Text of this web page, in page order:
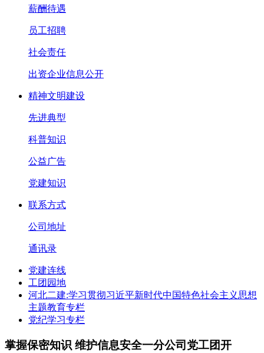
薪酬待遇
员工招聘
社会责任
出资企业信息公开
精神文明建设
先进典型
科普知识
公益广告
党建知识
联系方式
公司地址
通讯录
党建连线
工团园地
河北二建:学习贯彻习近平新时代中国特色社会主义思想
主题教育专栏
党纪学习专栏
掌握保密知识 维护信息安全一分公司党工团开